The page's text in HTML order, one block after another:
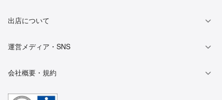
出店について
運営メディア・SNS
会社概要・規約